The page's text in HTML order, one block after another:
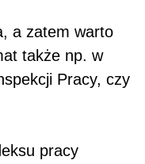
a zatem warto
także np. w
Pracy, czy
pracy